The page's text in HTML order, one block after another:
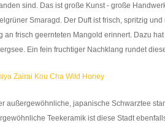
sind. Das ist große Kunst - große
Smaragd. Der Duft ist frisch, spritzig
an frisch geernteten Mangold erinnert. Dazu
Ein fein fruchtiger Nachklang rundet
Zairai Kou Cha Wild Honey
außergewöhnliche, japanische Schwarztee
Teekeramik ist diese Stadt